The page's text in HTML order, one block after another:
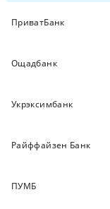
ПриватБанк
Ощадбанк
Укрэксимбанк
Райффайзен Банк
ПУМБ